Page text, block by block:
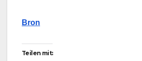
Bron
Teilen mit: